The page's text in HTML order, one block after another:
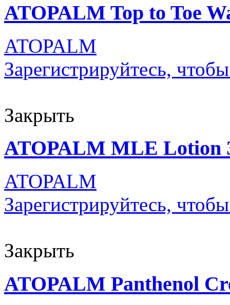
ATOPALM Top to Toe
ATOPALM
Зарегистрируйтесь,
Закрыть
ATOPALM MLE Lotion
ATOPALM
Зарегистрируйтесь,
Закрыть
ATOPALM Panthenol